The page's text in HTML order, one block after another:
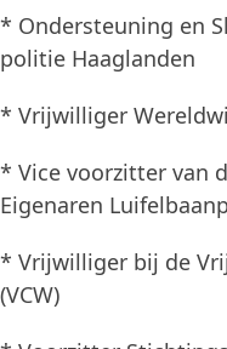
* Ondersteuning en
politie Haaglanden
* Vrijwilliger
* Vice voorzitter van
Eigenaren
* Vrijwilliger bij de
(VCW)